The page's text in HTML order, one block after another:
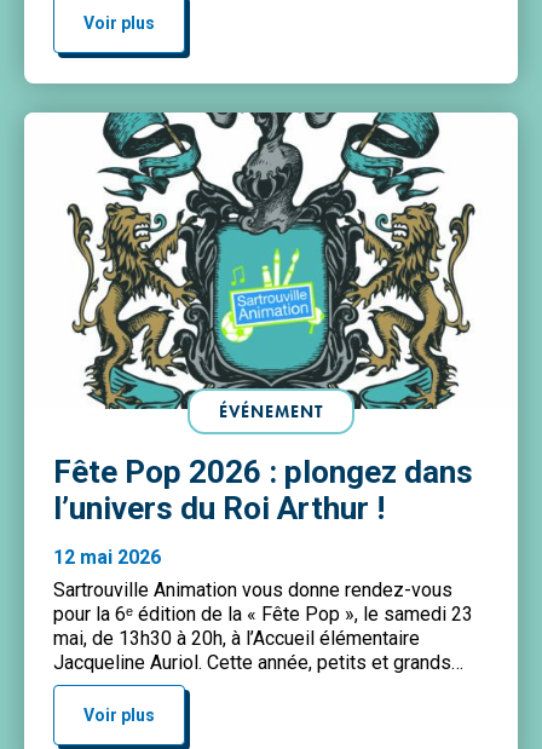
Voir plus
ÉVÉNEMENT
Fête Pop 2026 : plongez dans
l’univers du Roi Arthur !
12 mai 2026
Sartrouville Animation vous donne rendez-vous
pour la 6ᵉ édition de la « Fête Pop », le samedi 23
mai, de 13h30 à 20h, à l’Accueil élémentaire
Jacqueline Auriol. Cette année, petits et grands
seront invités à vivre une aventure immersive au
cœur de l’univers légendaire du Roi Arthur.
Chevaliers, quêtes fantastiques, animations
Voir plus